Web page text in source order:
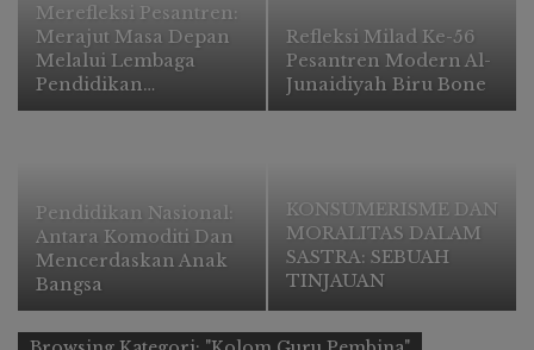
Merefleksi Pesantren:
Merajut Masa Depan
Melalui Lembaga
Pendidikan…
Refleksi Milad Ke-56
Pesantren Modern Al-
Junaidiyah Biru Bone
Pendidikan Nasional:
Antara Komoditi Dan
Mencerdaskan Anak
Bangsa
KONSUMERISME DAN
MORALITAS DALAM
SASTRA: SEBUAH
TINJAUAN